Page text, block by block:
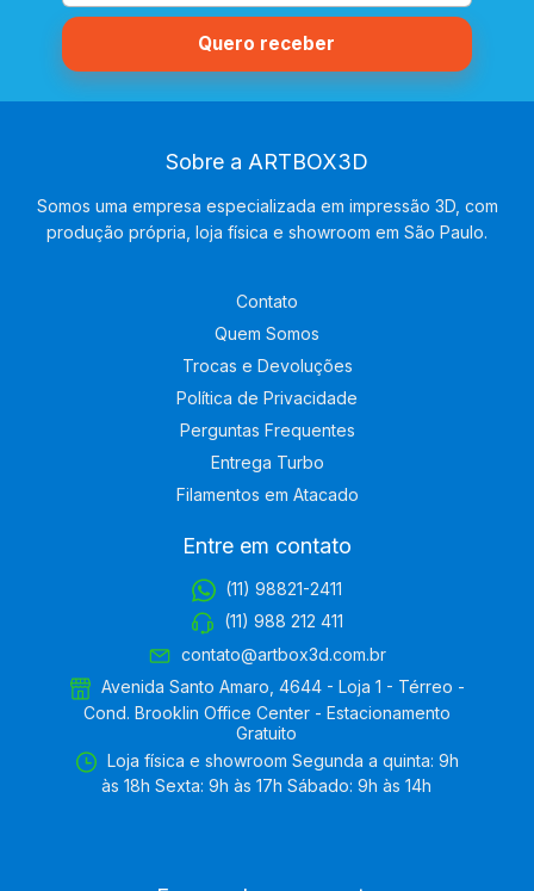
Sobre a ARTBOX3D
Somos uma empresa especializada em impressão 3D, com
produção própria, loja física e showroom em São Paulo.
Contato
Quem Somos
Trocas e Devoluções
Política de Privacidade
Perguntas Frequentes
Entrega Turbo
Filamentos em Atacado
Entre em contato
(11) 98821-2411
(11) 988 212 411
contato@artbox3d.com.br
Avenida Santo Amaro, 4644 - Loja 1 - Térreo -
Cond. Brooklin Office Center - Estacionamento
Gratuito
Loja física e showroom Segunda a quinta: 9h
às 18h Sexta: 9h às 17h Sábado: 9h às 14h